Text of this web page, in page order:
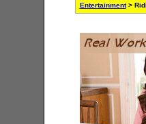
Entertainment>